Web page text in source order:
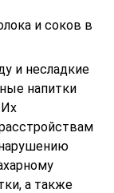
и соков в
и несладкие
напитки
а также